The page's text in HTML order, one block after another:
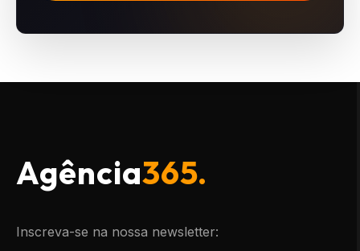
Agência365.
Inscreva-se na nossa newsletter: